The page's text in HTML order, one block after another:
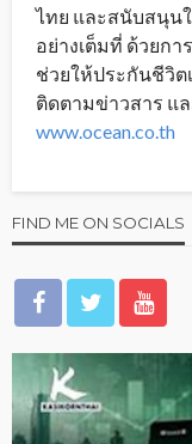
ไทย และสนับสนุน
อย่างเต็มที่ ด้วยก
ช่วยให้ประกันชีวิต
ติดตามข่าวสาร แ
www.ocean.co.th
FIND ME ON SOCIALS